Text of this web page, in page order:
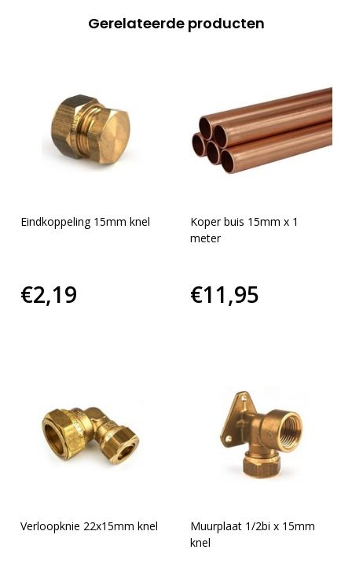
Gerelateerde producten
Eindkoppeling 15mm knel
€2,19
Koper buis 15mm x 1
meter
€11,95
Verloopknie 22x15mm knel
Muurplaat 1/2bi x 15mm
knel